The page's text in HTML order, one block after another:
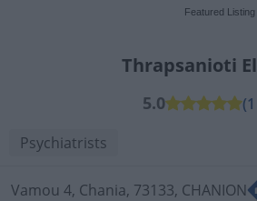
Featured Listing
Thrapsanioti
5.0
Psychiatrists
Vamou 4, Chania, 73133, CHANION